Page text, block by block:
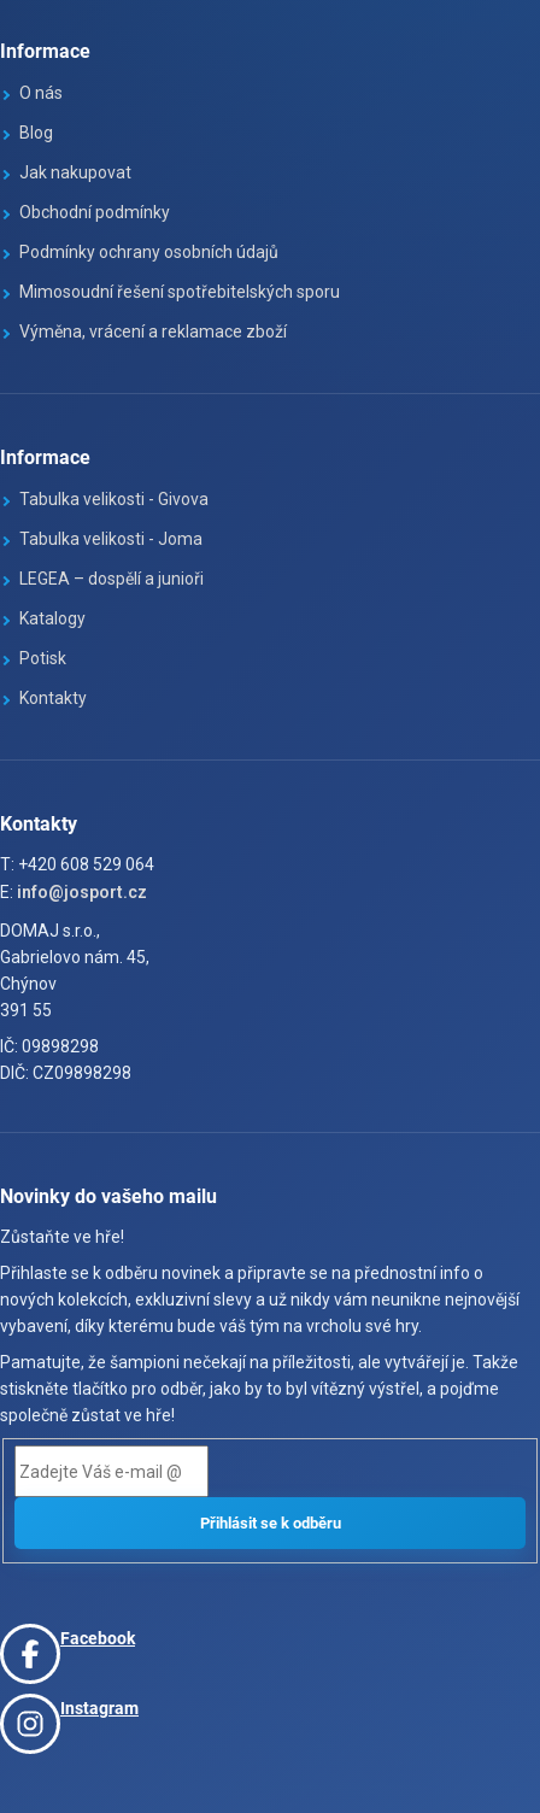
Informace
O nás
Blog
Jak nakupovat
Obchodní podmínky
Podmínky ochrany osobních údajů
Mimosoudní řešení spotřebitelských sporu
Výměna, vrácení a reklamace zboží
Informace
Tabulka velikosti - Givova
Tabulka velikosti - Joma
LEGEA – dospělí a junioři
Katalogy
Potisk
Kontakty
Kontakty
T: +420 608 529 064
E: info@josport.cz
DOMAJ s.r.o.,
Gabrielovo nám. 45,
Chýnov
391 55
IČ: 09898298
DIČ: CZ09898298
Novinky do vašeho mailu
Zůstaňte ve hře!
Přihlaste se k odběru novinek a připravte se na přednostní info o
nových kolekcích, exkluzivní slevy a už nikdy vám neunikne nejnovější
vybavení, díky kterému bude váš tým na vrcholu své hry.
Pamatujte, že šampioni nečekají na příležitosti, ale vytvářejí je. Takže
stiskněte tlačítko pro odběr, jako by to byl vítězný výstřel, a pojďme
společně zůstat ve hře!
Facebook
Instagram